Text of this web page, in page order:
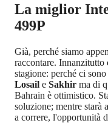
La miglior
499P
Già, perché siamo
raccontare. Innanzitutto
stagione: perché ci sono
Losail e Sakhir ma di
Bahrain è ottimistico.
soluzione; mentre starà
a correre, l'opportunità